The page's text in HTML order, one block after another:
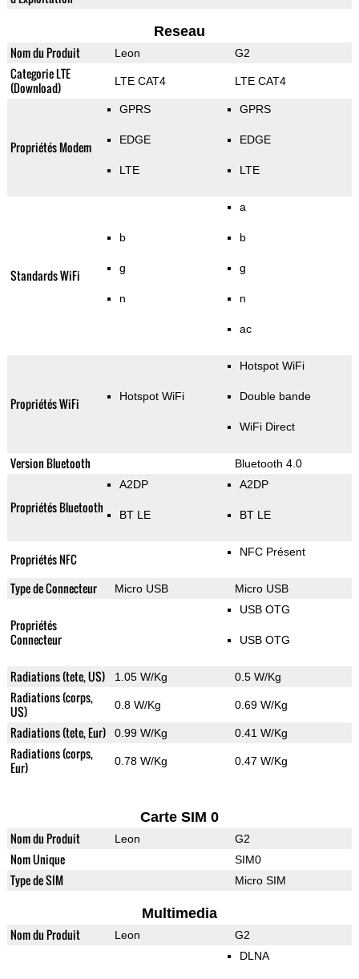
Reseau
Nom du Produit Leon G2
Categorie LTE
(Download)
LTE CAT4 LTE CAT4
Propriétés Modem
GPRS
EDGE
LTE
GPRS
EDGE
LTE
Standards WiFi
b
g
n
a
b
g
n
ac
Propriétés WiFi Hotspot WiFi
Hotspot WiFi
Double bande
WiFi Direct
Version Bluetooth Bluetooth 4.0
Propriétés Bluetooth
A2DP
BT LE
A2DP
BT LE
Propriétés NFC NFC Présent
Type de Connecteur Micro USB Micro USB
Propriétés
Connecteur
USB OTG
USB OTG
Radiations (tete, US) 1.05 W/Kg 0.5 W/Kg
Radiations (corps,
US)
0.8 W/Kg 0.69 W/Kg
Radiations (tete, Eur) 0.99 W/Kg 0.41 W/Kg
Radiations (corps,
Eur)
0.78 W/Kg 0.47 W/Kg
Carte SIM 0
Nom du Produit Leon G2
Nom Unique SIM0
Type de SIM Micro SIM
Multimedia
Nom du Produit Leon G2
DLNA